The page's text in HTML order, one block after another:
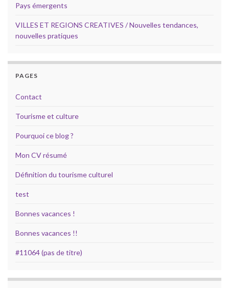
Pays émergents
VILLES ET REGIONS CREATIVES / Nouvelles tendances,
nouvelles pratiques
PAGES
Contact
Tourisme et culture
Pourquoi ce blog ?
Mon CV résumé
Définition du tourisme culturel
test
Bonnes vacances !
Bonnes vacances !!
#11064 (pas de titre)